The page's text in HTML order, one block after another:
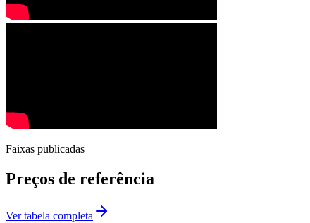
Faixas publicadas
Preços de referência
Ver tabela completa